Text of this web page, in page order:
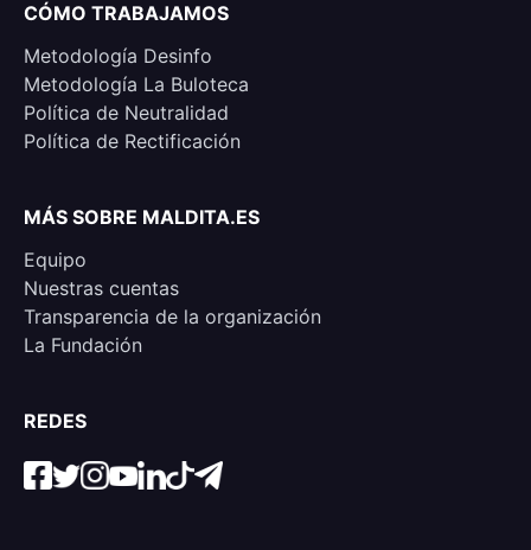
CÓMO TRABAJAMOS
Metodología Desinfo
Metodología La Buloteca
Política de Neutralidad
Política de Rectificación
MÁS SOBRE MALDITA.ES
Equipo
Nuestras cuentas
Transparencia de la organización
La Fundación
REDES